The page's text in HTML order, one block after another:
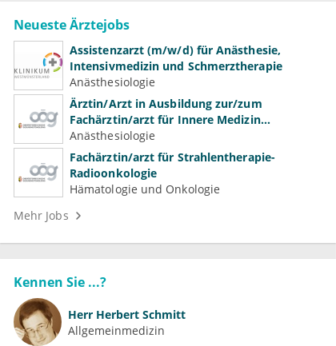
Neueste Ärztejobs
Assistenzarzt (m/w/d) für Anästhesie,
Intensivmedizin und Schmerztherapie
Anästhesiologie
Ärztin/Arzt in Ausbildung zur/zum
Fachärztin/arzt für Innere Medizin
(Kardiologie, Nephrologie, Intensivmedizin)
Anästhesiologie
Fachärztin/arzt für Strahlentherapie-
Radioonkologie
Hämatologie und Onkologie
Mehr Jobs
Kennen Sie ...?
Herr Herbert Schmitt
Allgemeinmedizin